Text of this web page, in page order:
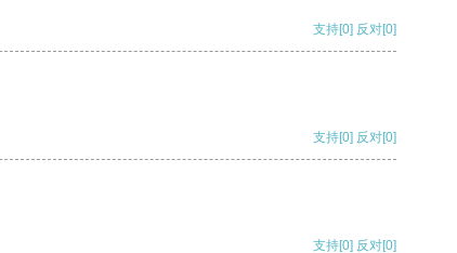
支持[0] 反对[0]
支持[0] 反对[0]
支持[0] 反对[0]